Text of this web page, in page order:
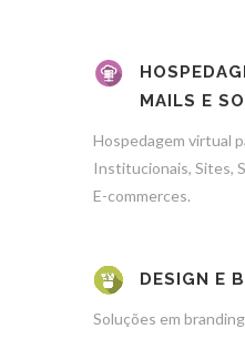
MAILS E
Hospedagem virtual
Institucionais, Sites,
E-commerces.
DESIGN E
Soluções em